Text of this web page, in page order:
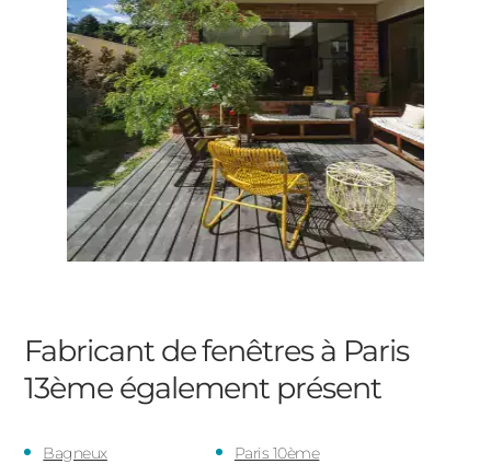
Fabricant de fenêtres à Paris
13ème également présent
Bagneux
Paris 10ème